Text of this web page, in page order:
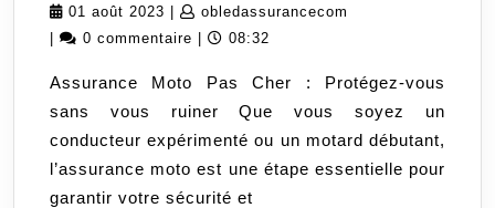
:
Protégez-
vous
à
01 août 2023 01
août
obledassurancecom
0 commentaire 08:32
Assurance Moto Pas Cher : Protégez-vous
sans vous ruiner Que vous soyez un
conducteur expérimenté ou un motard débutant,
l’assurance moto est une étape essentielle pour
garantir votre sécurité et